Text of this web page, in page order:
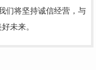
们将坚持诚信经营，与
未来。